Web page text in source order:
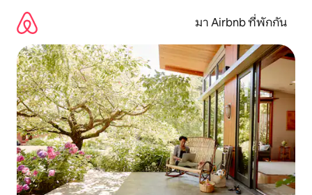
เนื้อหา
มา Airbnb ที่พักกัน